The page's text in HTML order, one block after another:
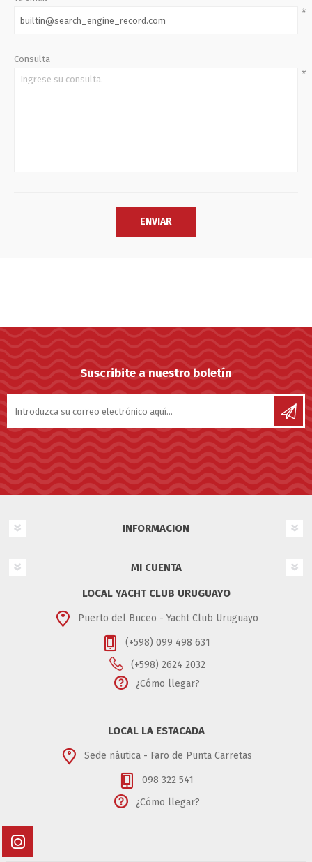
*
Consulta
*
Suscribite a nuestro boletín
INFORMACION
MI CUENTA
LOCAL YACHT CLUB URUGUAYO
Puerto del Buceo - Yacht Club Uruguayo
(+598) 099 498 631
(+598) 2624 2032
¿Cómo llegar?
LOCAL LA ESTACADA
Sede náutica - Faro de Punta Carretas
098 322 541
¿Cómo llegar?